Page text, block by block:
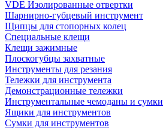
VDE Изолированные отвертки
Шарнирно-губцевый инструмент
Щипцы для стопорных колец
Специальные клещи
Клещи зажимные
Плоскогубцы захватные
Инструменты для резания
Тележки для инструмента
Демонстрационные тележки
Инструментальные чемоданы и сумки
Ящики для инструментов
Сумки для инструментов